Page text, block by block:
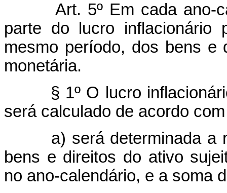
Art. 5º Em cada ano-
parte do lucro inflacionário
mesmo período, dos bens e
monetária.
§ 1º O lucro
será calculado de acordo
a) será determinada a
bens e direitos do ativo
no ano-calendário, e a soma